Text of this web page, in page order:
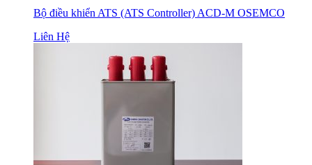
Bộ điều khiển ATS (ATS Controller) ACD-M OSEMCO
Liên Hệ